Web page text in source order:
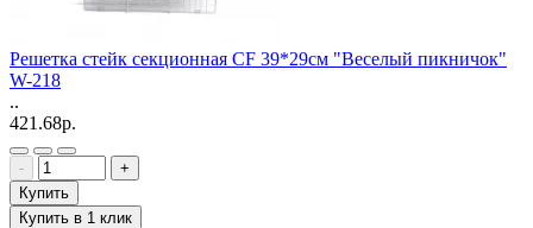
Решетка стейк секционная CF 39*29см "Веселый пикничок"
W-218
..
421.68р.
-
+
Купить
Купить в 1 клик